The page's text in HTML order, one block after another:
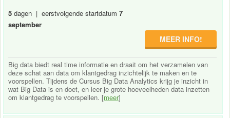
5 dagen | eerstvolgende startdatum 7
september
MEER INFO!
Big data biedt real time informatie en draait om het verzamelen van
deze schat aan data om klantgedrag inzichtelijk te maken en te
voorspellen. Tijdens de Cursus Big Data Analytics krijg je inzicht in
wat Big Data is en doet, en leer je grote hoeveelheden data inzetten
om klantgedrag te voorspellen. [meer]